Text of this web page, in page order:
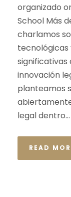
organizado
School Más
charlamos
tecnológicas
significativas
innovación
planteamos
legal dentro...
READ